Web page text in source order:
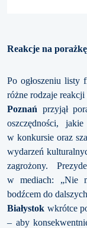
Reakcje na
Po ogłoszeniu listy
różne rodzaje reakcji
Poznań przyjął
oszczędności,
w konkursie oraz
wydarzeń
zagrożony.
w mediach: „Nie
bodźcem do
Białystok wkrótce
– aby